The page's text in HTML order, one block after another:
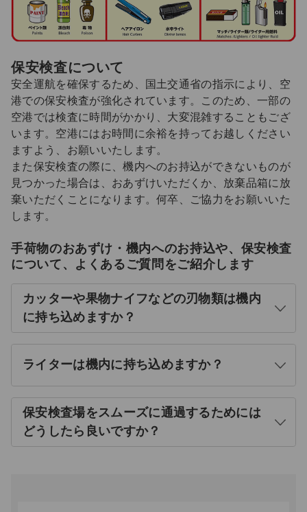
保安検査について
安全運航を確保するため、国土交通省の指示により、空
港での保安検査が強化されています。このため、一部の
空港では検査に時間がかかり、大変混雑することもござ
います。空港にはお時間に余裕を持ってお越しください
ますよう、お願いいたします。
また保安検査の際に、機内へのお持込ができないものが
見つかった場合は、おあずけいただくか、放棄品箱に放
棄いただくことになります。何卒、ご協力をお願いいた
します。
手荷物のおあずけ・機内へのお持込や、保安検査
について、よくあるご質問をご紹介します
カッターや果物ナイフなどの刃物類は機内
に持ち込めますか？
く
ライターは機内に持ち込めますか？
保安検査場をスムーズに通過するためには
どうしたら良いですか？
く